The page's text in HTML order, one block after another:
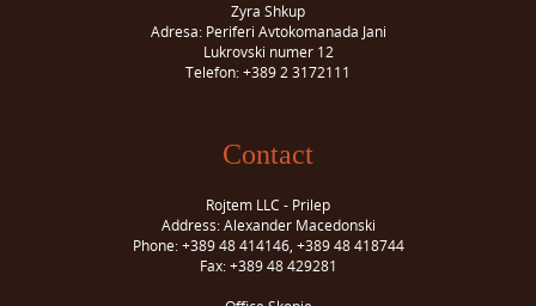
Zyra Shkup
Adresa: Periferi Avtokomanada Jani
Lukrovski numer 12
Telefon: +389 2 3172111
Contact
Rojtem LLC - Prilep
Address: Alexander Macedonski
Phone: +389 48 414146, +389 48 418744
Fax: +389 48 429281